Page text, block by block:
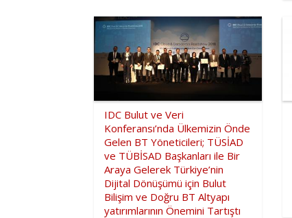
IDC Bulut ve Veri
Konferansı’nda Ülkemizin Önde
Gelen BT Yöneticileri; TÜSİAD
ve TÜBİSAD Başkanları ile Bir
Araya Gelerek Türkiye’nin
Dijital Dönüşümü için Bulut
Bilişim ve Doğru BT Altyapı
yatırımlarının Önemini Tartıştı